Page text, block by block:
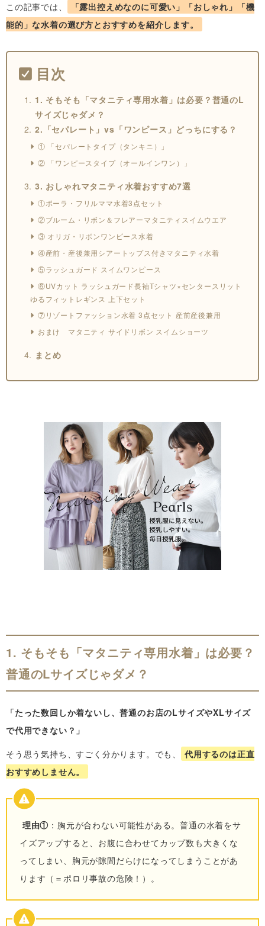
この記事では、
「露出控えめなのに可愛い」「おしゃれ」「機
能的」な水着の選び方とおすすめを紹介します。
目次
1. そもそも「マタニティ専用水着」は必要？普通のL
サイズじゃダメ？
2.「セパレート」vs「ワンピース」どっちにする？
① 「セパレートタイプ（タンキニ）」
② 「ワンピースタイプ（オールインワン）」
3. おしゃれマタニティ水着おすすめ7選
①ポーラ・フリルママ水着3点セット
②ブルーム・リボン＆フレアーマタニティスイムウエア
③ オリガ・リボンワンピース水着
④産前・産後兼用シアートップス付きマタニティ水着
⑤ラッシュガード スイムワンピース
⑥UVカット ラッシュガード長袖Tシャツ×センタースリット
ゆるフィットレギンス 上下セット
⑦リゾートファッション水着 3点セット 産前産後兼用
おまけ マタニティ サイドリボン スイムショーツ
まとめ
1. そもそも「マタニティ専用水着」は必要？
普通のLサイズじゃダメ？
「たった数回しか着ないし、普通のお店のLサイズやXLサイズ
で代用できない？」
そう思う気持ち、すごく分かります。でも、
代用するのは正直
おすすめしません。
理由① ：胸元が合わない可能性がある。普通の水着をサ
イズアップすると、お腹に合わせてカップ数も大きくな
ってしまい、胸元が隙間だらけになってしまうことがあ
ります（＝ポロリ事故の危険！）。